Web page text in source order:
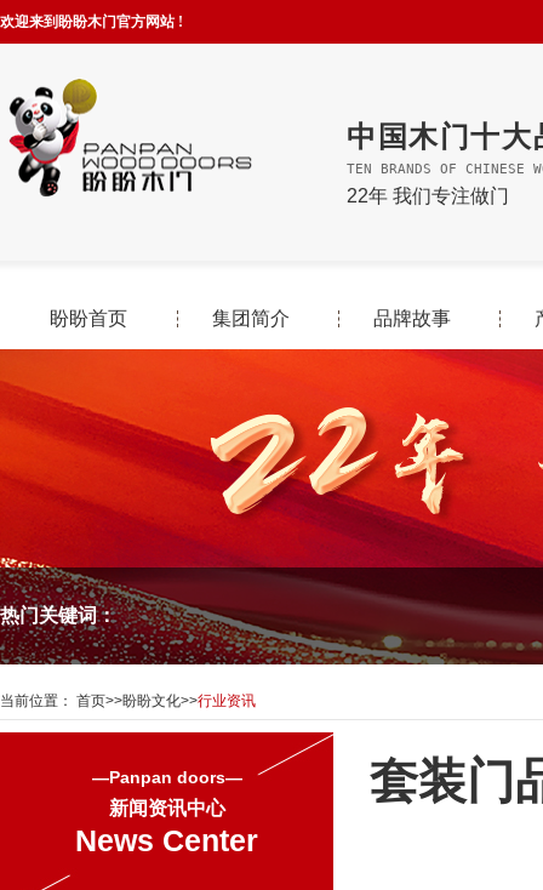
欢迎来到盼盼木门官方网站 !
中国木门十大
TEN BRANDS OF CHINESE
22年 我们专注做门
盼盼首页 集团简介 品牌故事
热门关键词：
当前位置： 首页>>盼盼文化>>行业资讯
—Panpan doors—
新闻资讯中心
News Center
套装门